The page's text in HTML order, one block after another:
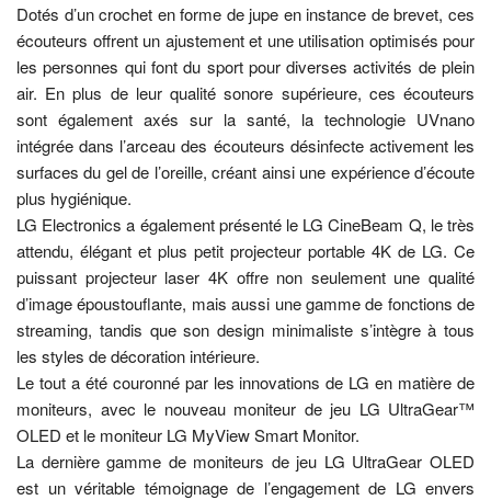
Dotés d’un crochet en forme de jupe en instance de brevet, ces
écouteurs offrent un ajustement et une utilisation optimisés pour
les personnes qui font du sport pour diverses activités de plein
air. En plus de leur qualité sonore supérieure, ces écouteurs
sont également axés sur la santé, la technologie UVnano
intégrée dans l’arceau des écouteurs désinfecte activement les
surfaces du gel de l’oreille, créant ainsi une expérience d’écoute
plus hygiénique.
LG Electronics a également présenté le LG CineBeam Q, le très
attendu, élégant et plus petit projecteur portable 4K de LG. Ce
puissant projecteur laser 4K offre non seulement une qualité
d’image époustouflante, mais aussi une gamme de fonctions de
streaming, tandis que son design minimaliste s’intègre à tous
les styles de décoration intérieure.
Le tout a été couronné par les innovations de LG en matière de
moniteurs, avec le nouveau moniteur de jeu LG UltraGear™
OLED et le moniteur LG MyView Smart Monitor.
La dernière gamme de moniteurs de jeu LG UltraGear OLED
est un véritable témoignage de l’engagement de LG envers